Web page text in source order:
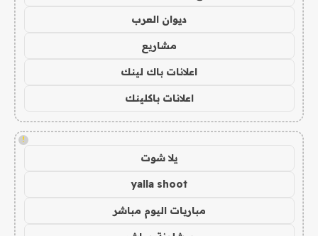
ديوان العرب
مشاريع
اعلانات باك لينك
اعلانات باكلينك
!
يلا شوت
yalla shoot
مباريات اليوم مباشر